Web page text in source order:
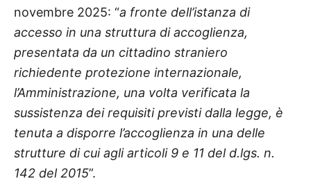
novembre 2025: “a fronte dell’istanza di
accesso in una struttura di accoglienza,
presentata da un cittadino straniero
richiedente protezione internazionale,
l’Amministrazione, una volta verificata la
sussistenza dei requisiti previsti dalla legge, è
tenuta a disporre l’accoglienza in una delle
strutture di cui agli articoli 9 e 11 del d.lgs. n.
142 del 2015”.